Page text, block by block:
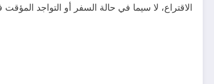
الاقتراع، لا سيما في حالة السفر أو التواجد